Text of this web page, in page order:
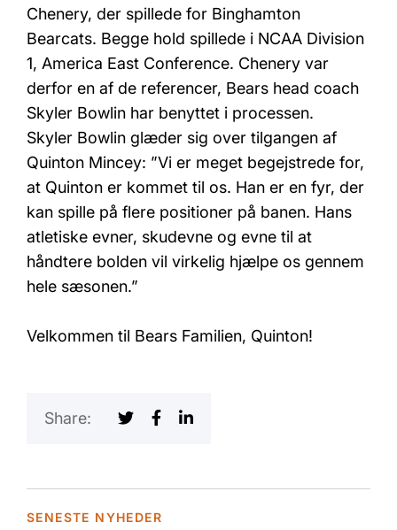
Chenery, der spillede for Binghamton
Bearcats. Begge hold spillede i NCAA Division
1, America East Conference. Chenery var
derfor en af de referencer, Bears head coach
Skyler Bowlin har benyttet i processen.
Skyler Bowlin glæder sig over tilgangen af
Quinton Mincey: ”Vi er meget begejstrede for,
at Quinton er kommet til os. Han er en fyr, der
kan spille på flere positioner på banen. Hans
atletiske evner, skudevne og evne til at
håndtere bolden vil virkelig hjælpe os gennem
hele sæsonen.”
Velkommen til Bears Familien, Quinton!
Share:
SENESTE NYHEDER